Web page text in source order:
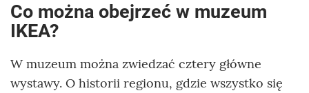
Co można obejrzeć w muzeum
IKEA?
W muzeum można zwiedzać cztery główne
wystawy. O historii regionu, gdzie wszystko się